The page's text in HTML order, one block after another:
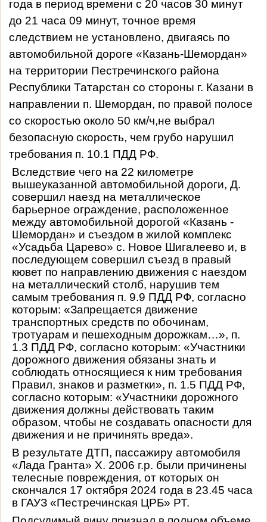
года в период времени с 20 часов 30 минут
до 21 часа 09 минут, точное время
следствием не установлено, двигаясь по
автомобильной дороге «Казань-Шемордан»
на территории Пестречинского района
Республики Татарстан со стороны г. Казани в
направлении п. Шемордан, по правой полосе
со скоростью около 50 км/ч,не выбрал
безопасную скорость, чем грубо нарушил
требования п. 10.1 ПДД РФ.
Вследствие чего на 22 километре
вышеуказанной автомобильной дороги, Д.
совершил наезд на металлическое
барьерное ограждение, расположенное
между автомобильной дорогой «Казань -
Шемордан» и съездом в жилой комплекс
«Усадьба Царево» с. Новое Шигалеево и, в
последующем совершил съезд в правый
кювет по направлению движения с наездом
на металлический столб, нарушив тем
самым требования п. 9.9 ПДД РФ, согласно
которым: «Запрещается движение
транспортных средств по обочинам,
тротуарам и пешеходным дорожкам…», п.
1.3 ПДД РФ, согласно которым: «Участники
дорожного движения обязаны знать и
соблюдать относящиеся к ним требования
Правил, знаков и разметки», п. 1.5 ПДД РФ,
согласно которым: «Участники дорожного
движения должны действовать таким
образом, чтобы не создавать опасности для
движения и не причинять вреда».
В результате ДТП, пассажиру автомобиля
«Лада Гранта» Х. 2006 г.р. были причинены
телесные повреждения, от которых он
скончался 17 октября 2024 года в 23.45 часа
в ГАУЗ «Пестречинская ЦРБ» РТ.